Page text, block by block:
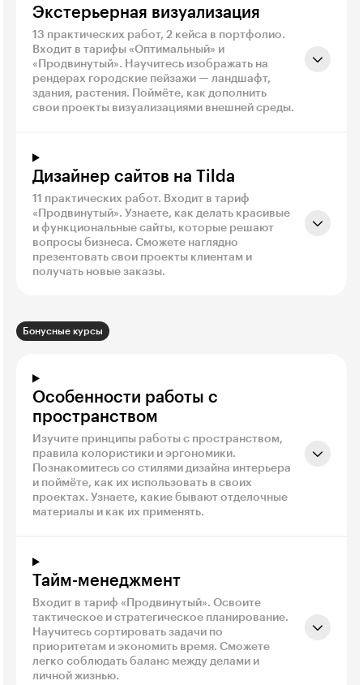
Экстерьерная визуализация
13 практических работ, 2 кейса в портфолио.
Входит в тарифы «Оптимальный» и
«Продвинутый». Научитесь изображать на
рендерах городские пейзажи — ландшафт,
здания, растения. Поймёте, как дополнить
свои проекты визуализациями внешней среды.
Дизайнер сайтов на Tilda
11 практических работ. Входит в тариф
«Продвинутый». Узнаете, как делать красивые
и функциональные сайты, которые решают
вопросы бизнеса. Сможете наглядно
презентовать свои проекты клиентам и
получать новые заказы.
Бонусные курсы
Особенности работы с
пространством
Изучите принципы работы с пространством,
правила колористики и эргономики.
Познакомитесь со стилями дизайна интерьера
и поймёте, как их использовать в своих
проектах. Узнаете, какие бывают отделочные
материалы и как их применять.
Тайм-менеджмент
Входит в тариф «Продвинутый». Освоите
тактическое и стратегическое планирование.
Научитесь сортировать задачи по
приоритетам и экономить время. Сможете
легко соблюдать баланс между делами и
личной жизнью.